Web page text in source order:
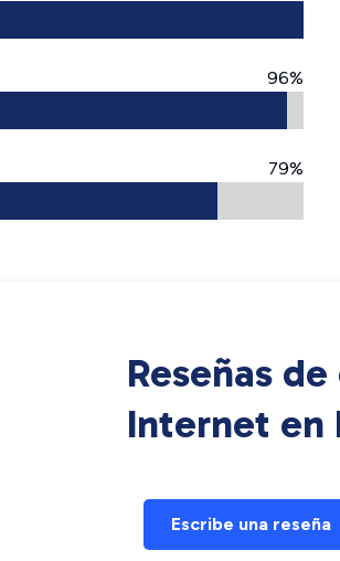
96%
79%
Reseñas
Internet en
Escribe una reseña